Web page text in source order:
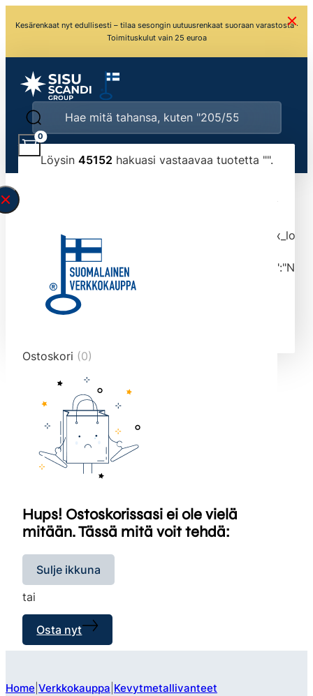
Kesärenkaat nyt edullisesti – tilaa sesongin uutuusrenkaat suoraan varastosta ·
Toimituskulut vain 25 euroa
Löysin 45152 hakuasi vastaavaa tuotetta "".
typed the search query correctly.<br>Currently
tmlmvi","meta_query":
data-original-query-vars="[]" data-page="1"
data-max-pages="4516" data-start="1" data-
end="10">
0
Ostoskori (0)
Hups! Ostoskorissasi ei ole vielä
mitään. Tässä mitä voit tehdä:
Sulje ikkuna
tai
Osta nyt
Home Verkkokauppa Kevytmetallivanteet